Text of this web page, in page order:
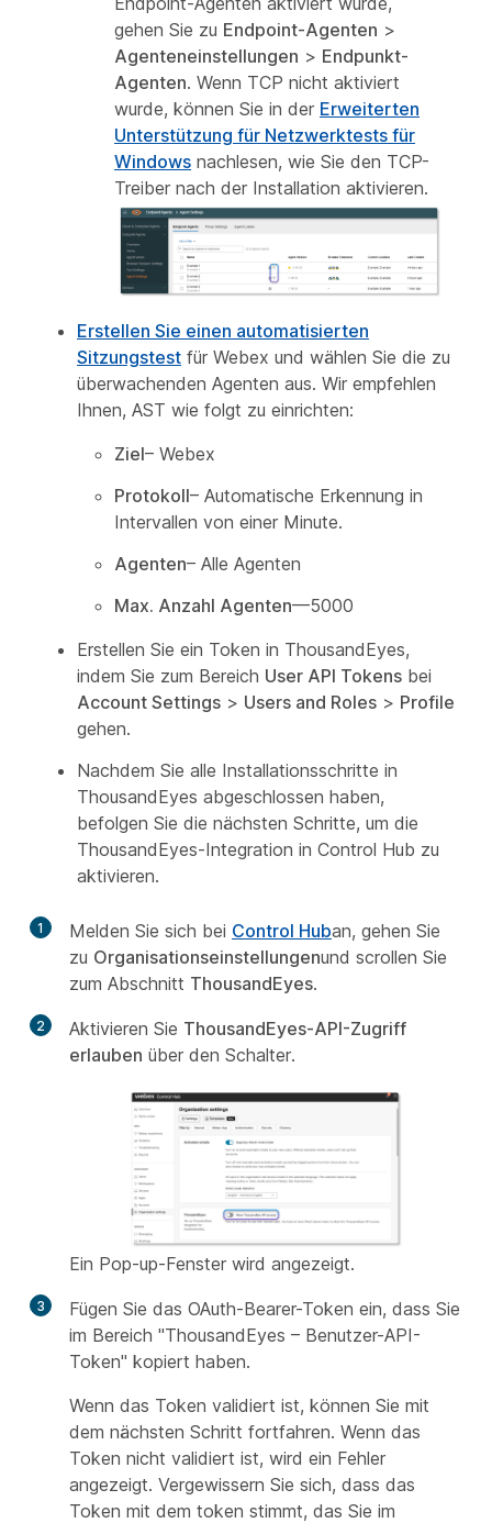
gehen Sie zu Endpoint-Agenten >
Agenteneinstellungen > Endpunkt-
Agenten. Wenn TCP nicht aktiviert
wurde, können Sie in der Erweiterten
Unterstützung für Netzwerktests für
Windows nachlesen, wie Sie den TCP-
Treiber nach der Installation aktivieren.
Erstellen Sie einen automatisierten
Sitzungstest für Webex und wählen Sie die zu
überwachenden Agenten aus. Wir empfehlen
Ihnen, AST wie folgt zu einrichten:
Ziel– Webex
Protokoll– Automatische Erkennung in
Intervallen von einer Minute.
Agenten– Alle Agenten
Max. Anzahl Agenten—5000
Erstellen Sie ein Token in ThousandEyes,
indem Sie zum Bereich User API Tokens bei
Account Settings > Users and Roles > Profile
gehen.
Nachdem Sie alle Installationsschritte in
ThousandEyes abgeschlossen haben,
befolgen Sie die nächsten Schritte, um die
ThousandEyes-Integration in Control Hub zu
aktivieren.
1 Melden Sie sich bei Control Huban, gehen Sie
zu Organisationseinstellungenund scrollen Sie
zum Abschnitt ThousandEyes.
2 Aktivieren Sie ThousandEyes-API-Zugriff
erlauben über den Schalter.
Ein Pop-up-Fenster wird angezeigt.
3
Fügen Sie das OAuth-Bearer-Token ein, dass Sie
im Bereich "ThousandEyes – Benutzer-API-
Token" kopiert haben.
Wenn das Token validiert ist, können Sie mit
dem nächsten Schritt fortfahren. Wenn das
Token nicht validiert ist, wird ein Fehler
angezeigt. Vergewissern Sie sich, dass das
Token mit dem token stimmt, das Sie im